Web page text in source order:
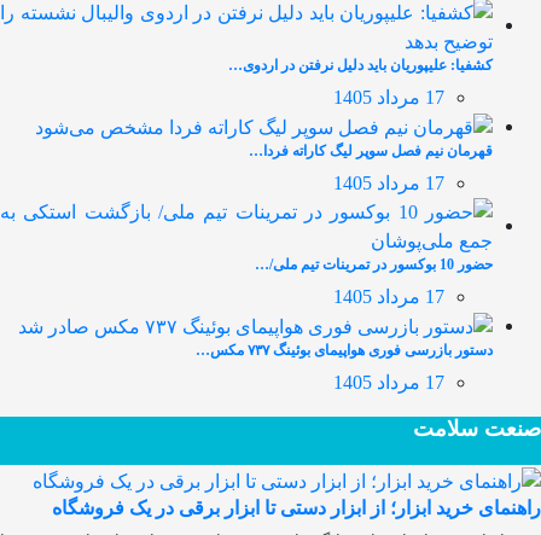
کشفیا: علیپوریان باید دلیل نرفتن در اردوی…
17 مرداد 1405
قهرمان نیم فصل سوپر لیگ کاراته فردا…
17 مرداد 1405
حضور 10 بوکسور در تمرینات تیم ملی/…
17 مرداد 1405
دستور بازرسی فوری هواپیمای بوئینگ ۷۳۷ مکس…
17 مرداد 1405
صنعت سلامت
راهنمای خرید ابزار؛ از ابزار دستی تا ابزار برقی در یک فروشگاه